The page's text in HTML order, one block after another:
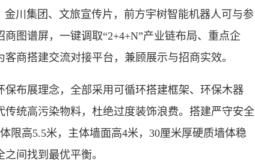
川集团、文旅宣传片，前方宇树智能机器人可与参
图谱屏，一键调取“2+4+N”产业链布局、重点企
商搭建交流对接平台，兼顾展示与招商实效。
布展理念，全部采用可循环搭建框架、环保木器
统高污染物料，杜绝过度装饰浪费。搭建严守安全
限高5.5米，主体墙面高4米，30厘米厚硬质墙体稳
间找到最优平衡。